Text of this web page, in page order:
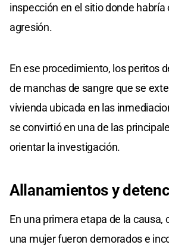
inspección en el sitio donde habría
agresión.
En ese procedimiento, los peritos
de manchas de sangre que se
vivienda ubicada en las
se convirtió en una de las
orientar la investigación.
Allanamientos y
En una primera etapa de la causa,
una mujer fueron demorados e